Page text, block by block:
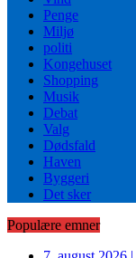
Penge
Miljø
politi
Kongehuset
Shopping
Musik
Debat
Valg
Dødsfald
Haven
Byggeri
Det sker
Populære emner